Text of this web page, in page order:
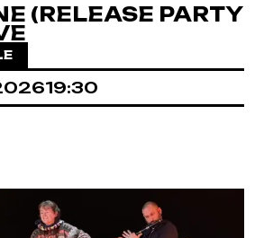
(RELEASE PARTY
19:30